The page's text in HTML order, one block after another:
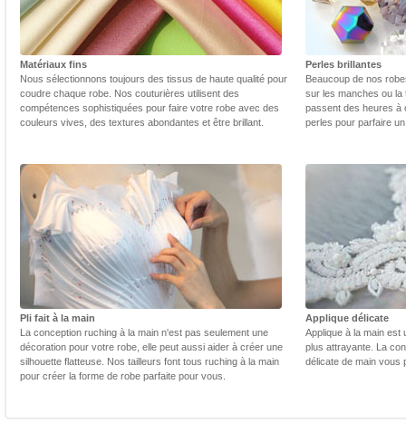
Matériaux fins
Nous sélectionnons toujours des tissus de haute qualité pour
coudre chaque robe. Nos couturières utilisent des
compétences sophistiquées pour faire votre robe avec des
couleurs vives, des textures abondantes et être brillant.
Perles brillantes
Beaucoup de nos
sur les manches ou la
passent des heures à
perles pour parfaire
Pli fait à la main
La conception ruching à la main n'est pas seulement une
décoration pour votre robe, elle peut aussi aider à créer une
silhouette flatteuse. Nos tailleurs font tous ruching à la main
pour créer la forme de robe parfaite pour vous.
Applique délicate
Applique à la main est
plus attrayante. La
délicate de main vous